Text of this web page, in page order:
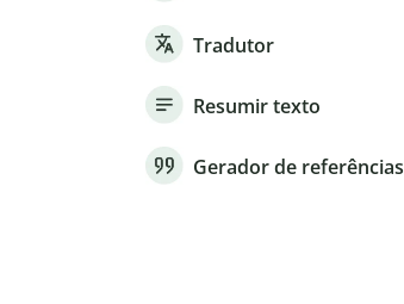
Tradutor
Resumir texto
Gerador de referências